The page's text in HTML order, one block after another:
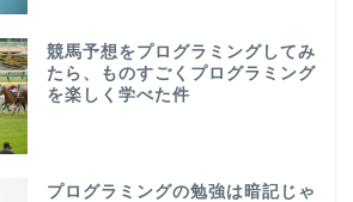
競馬予想をプログラミングしてみ
たら、ものすごくプログラミング
を楽しく学べた件
プログラミングの勉強は暗記じゃ